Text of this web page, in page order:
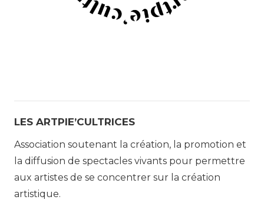
LES ARTPIE’CULTRICES
Association soutenant la création, la promotion et
la diffusion de spectacles vivants pour permettre
aux artistes de se concentrer sur la création
artistique.